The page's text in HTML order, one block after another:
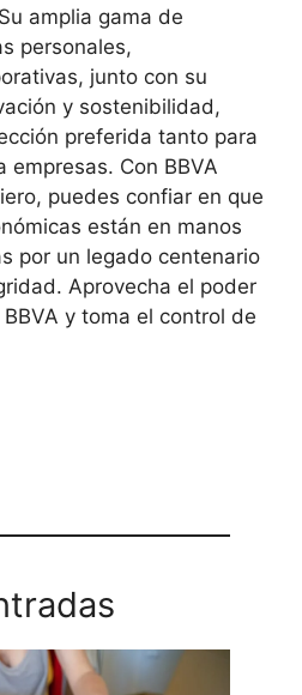
amplia gama de
personales,
junto con su
y sostenibilidad,
preferida tanto para
empresas. Con BBVA
puedes confiar en que
están en manos
por un legado centenario
Aprovecha el poder
y toma el control de